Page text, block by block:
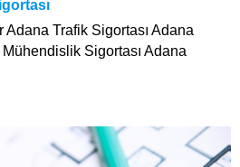
Trafik Sigortası Adana
Sigortası Adana